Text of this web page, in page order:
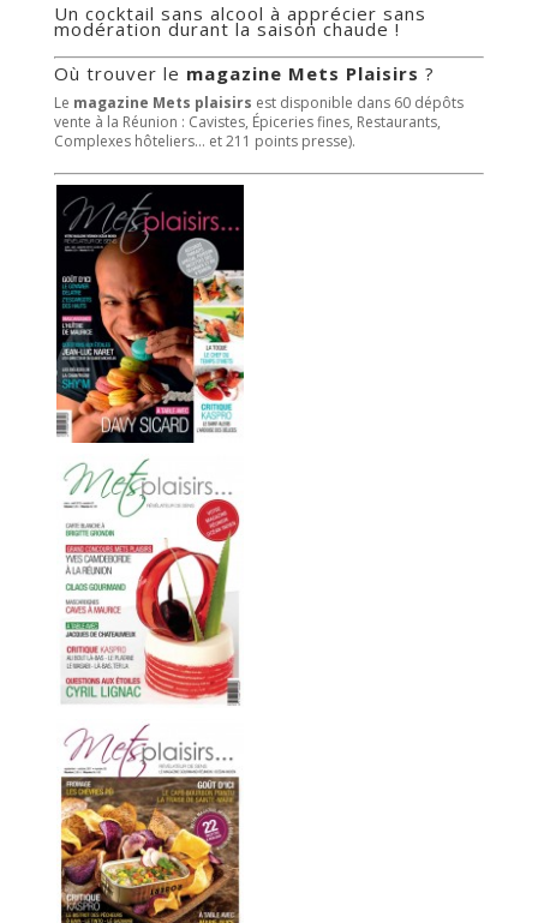
Un cocktail sans alcool à apprécier sans
modération durant la saison chaude !
Où trouver le magazine Mets Plaisirs ?
Le magazine Mets plaisirs est disponible dans 60 dépôts
vente à la Réunion : Cavistes, Épiceries fines, Restaurants,
Complexes hôteliers… et 211 points presse).